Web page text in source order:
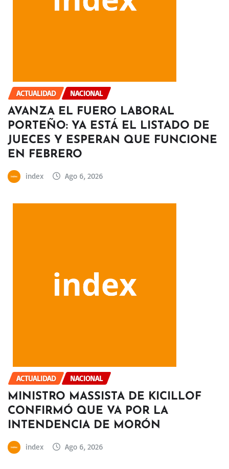
ACTUALIDAD NACIONAL
AVANZA EL FUERO LABORAL
PORTEÑO: YA ESTÁ EL LISTADO DE
JUECES Y ESPERAN QUE FUNCIONE
EN FEBRERO
index Ago 6, 2026
ACTUALIDAD NACIONAL
MINISTRO MASSISTA DE KICILLOF
CONFIRMÓ QUE VA POR LA
INTENDENCIA DE MORÓN
index Ago 6, 2026